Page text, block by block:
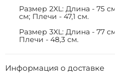
Размер 2XL: Длина - 75
см; Плечи - 47,1 см.
Размер 3XL: Длина - 77
Плечи - 48,3 см.
Информация о доставке